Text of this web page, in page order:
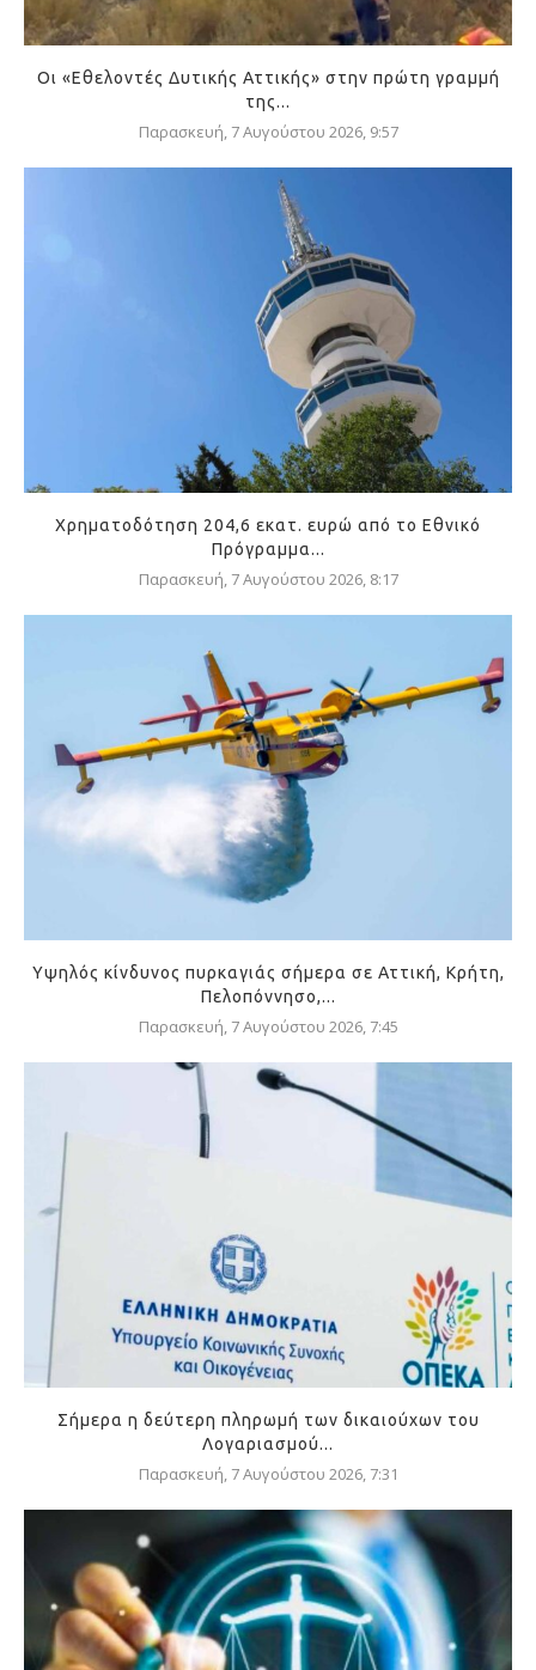
Οι «Εθελοντές Δυτικής Αττικής» στην πρώτη γραμμή
της...
Παρασκευή, 7 Αυγούστου 2026, 9:57
Χρηματοδότηση 204,6 εκατ. ευρώ από το Εθνικό
Πρόγραμμα...
Παρασκευή, 7 Αυγούστου 2026, 8:17
Υψηλός κίνδυνος πυρκαγιάς σήμερα σε Αττική, Κρήτη,
Πελοπόννησο,...
Παρασκευή, 7 Αυγούστου 2026, 7:45
Σήμερα η δεύτερη πληρωμή των δικαιούχων του
Λογαριασμού...
Παρασκευή, 7 Αυγούστου 2026, 7:31